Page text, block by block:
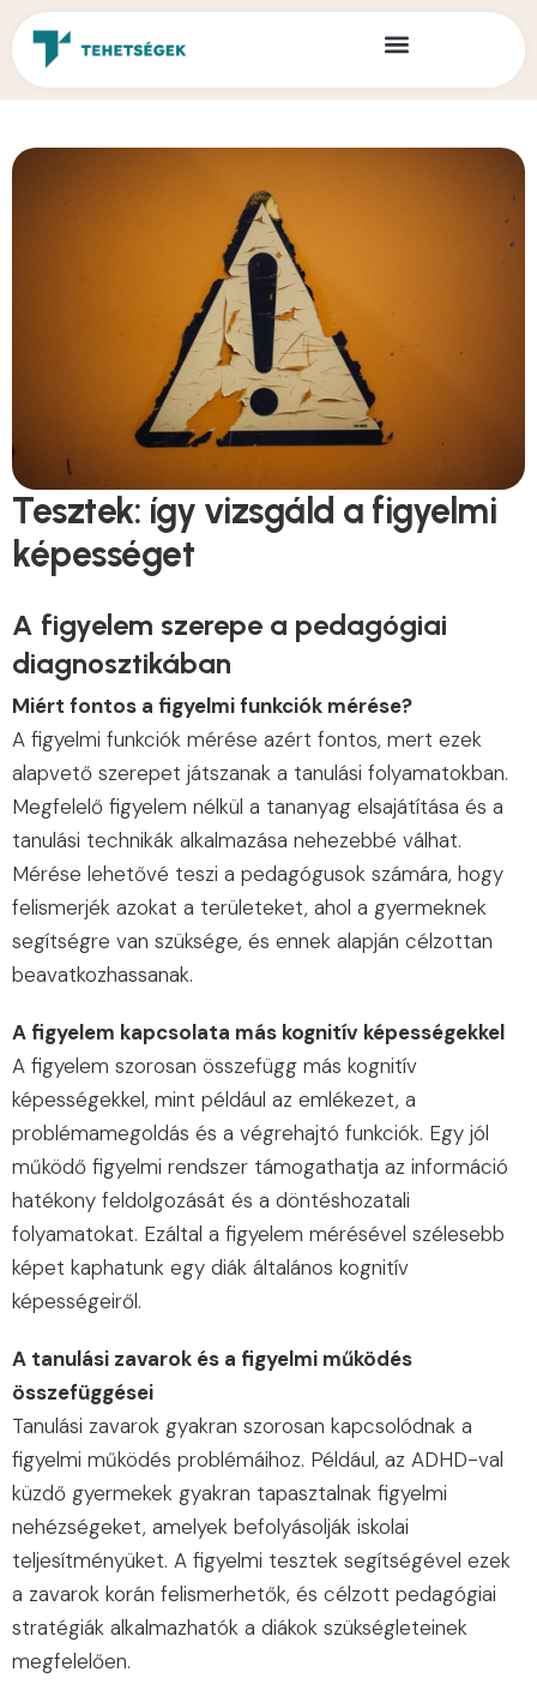
Tesztek: így vizsgáld a figyelmi
képességet
A figyelem szerepe a pedagógiai
diagnosztikában
Miért fontos a figyelmi funkciók mérése?
A figyelmi funkciók mérése azért fontos, mert ezek
alapvető szerepet játszanak a tanulási folyamatokban.
Megfelelő figyelem nélkül a tananyag elsajátítása és a
tanulási technikák alkalmazása nehezebbé válhat.
Mérése lehetővé teszi a pedagógusok számára, hogy
felismerjék azokat a területeket, ahol a gyermeknek
segítségre van szüksége, és ennek alapján célzottan
beavatkozhassanak.
A figyelem kapcsolata más kognitív képességekkel
A figyelem szorosan összefügg más kognitív
képességekkel, mint például az emlékezet, a
problémamegoldás és a végrehajtó funkciók. Egy jól
működő figyelmi rendszer támogathatja az információ
hatékony feldolgozását és a döntéshozatali
folyamatokat. Ezáltal a figyelem mérésével szélesebb
képet kaphatunk egy diák általános kognitív
képességeiről.
A tanulási zavarok és a figyelmi működés
összefüggései
Tanulási zavarok gyakran szorosan kapcsolódnak a
figyelmi működés problémáihoz. Például, az ADHD-val
küzdő gyermekek gyakran tapasztalnak figyelmi
nehézségeket, amelyek befolyásolják iskolai
teljesítményüket. A figyelmi tesztek segítségével ezek
a zavarok korán felismerhetők, és célzott pedagógiai
stratégiák alkalmazhatók a diákok szükségleteinek
megfelelően.